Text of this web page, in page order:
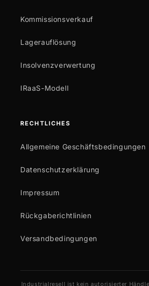
Kommissionsverkauf
Lagerauflösung
Insolvenzverwertung
IRaaS-Modell
RECHTLICHES
Allgemeine Geschäftsbedingungen
Datenschutzerklärung
Impressum
Rückgaberichtlinien
Versandbedingungen
Industrialresell ist kein autorisierter